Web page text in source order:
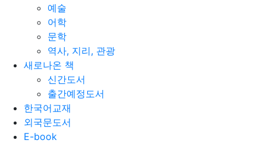
예술
어학
문학
역사, 지리, 관광
새로나온 책
신간도서
출간예정도서
한국어교재
외국문도서
E-book